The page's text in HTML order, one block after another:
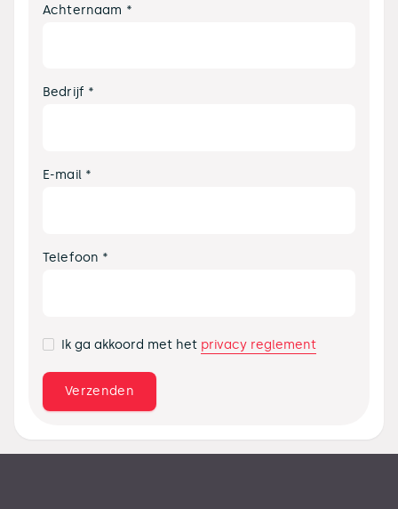
Achternaam *
Bedrijf *
E-mail *
Telefoon *
Ik ga akkoord met het privacy reglement